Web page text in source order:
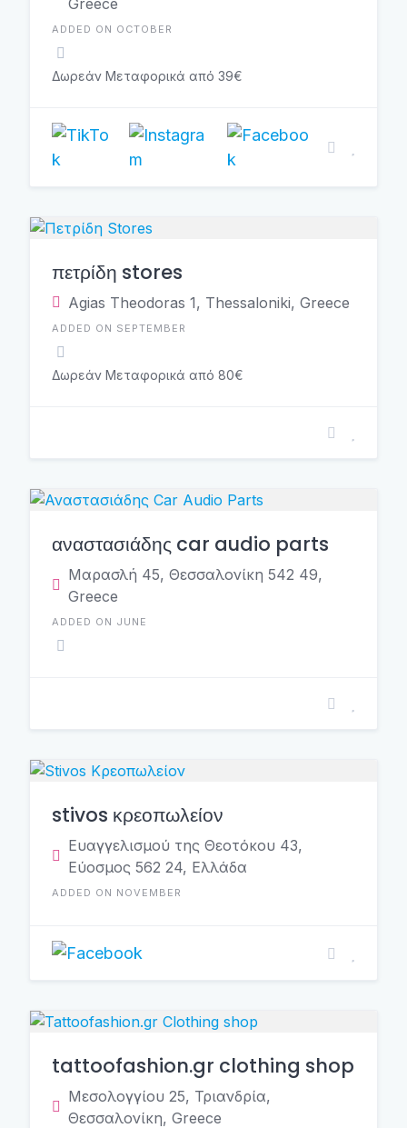
Greece
ADDED ON OCTOBER
Δωρεάν Μεταφορικά από 39€
πετρίδη stores
Agias Theodoras 1, Thessaloniki, Greece
ADDED ON SEPTEMBER
Δωρεάν Μεταφορικά από 80€
αναστασιάδης car audio parts
Μαρασλή 45, Θεσσαλονίκη 542 49,
Greece
ADDED ON JUNE
stivos κρεοπωλείον
Ευαγγελισμού της Θεοτόκου 43,
Εύοσμος 562 24, Ελλάδα
ADDED ON NOVEMBER
tattoofashion.gr clothing shop
Μεσολογγίου 25, Τριανδρία,
Θεσσαλονίκη, Greece